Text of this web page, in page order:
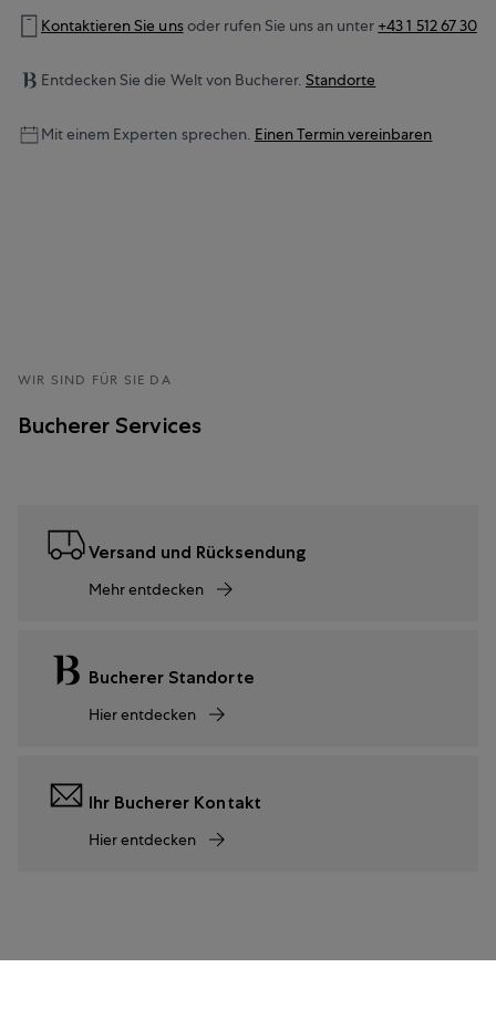
Kontaktieren Sie unsoder rufen Sie uns an unter +43 1 512 67 30
Entdecken Sie die Welt von Bucherer. Standorte
Mit einem Experten sprechen. Einen Termin vereinbaren
WIR SIND FÜR SIE DA
Bucherer Services
Versand und Rücksendung
Mehr entdecken
Bucherer Standorte
Hier entdecken
Ihr Bucherer Kontakt
Hier entdecken